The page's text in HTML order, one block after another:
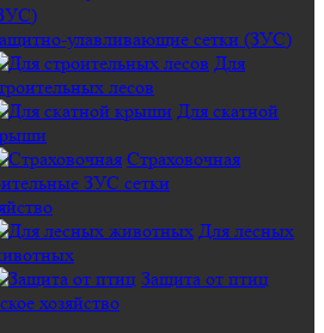
улавливающие сетки (ЗУС)
Для
лесов
Для скатной
Страховочная
Для лесных
Защита от птиц